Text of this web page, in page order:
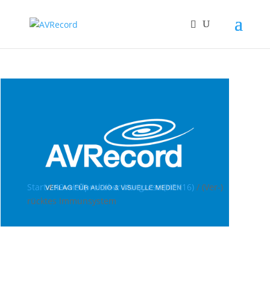
Start/49. Heilpraktiker-Kongress (HPK16)/ (Ver-)
rücktes Immunsystem